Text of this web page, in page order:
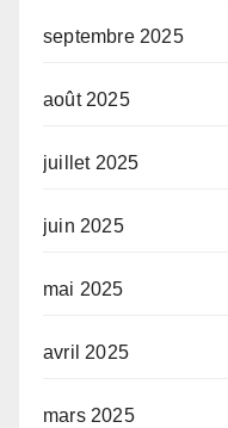
septembre 2025
août 2025
juillet 2025
juin 2025
mai 2025
avril 2025
mars 2025